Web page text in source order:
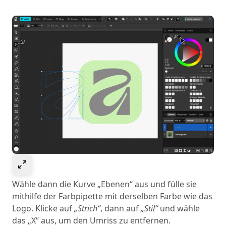
Wähle dann die Kurve „Ebenen“ aus und fülle sie
mithilfe der Farbpipette mit derselben Farbe wie das
Logo. Klicke auf„Strich“, dann auf„Stil“und wähle
das „X“ aus, um den Umriss zu entfernen.